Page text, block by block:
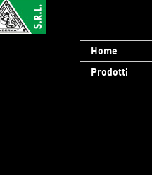
Home
Prodotti